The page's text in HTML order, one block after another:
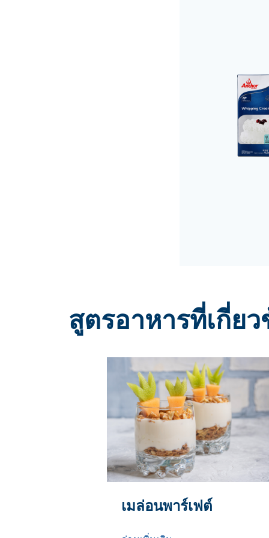
สูตรอาหารที่เกี่ยว
เมล่อนพาร์เฟต์